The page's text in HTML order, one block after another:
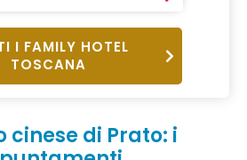
I FAMILY HOTEL
TOSCANA
cinese di Prato: i